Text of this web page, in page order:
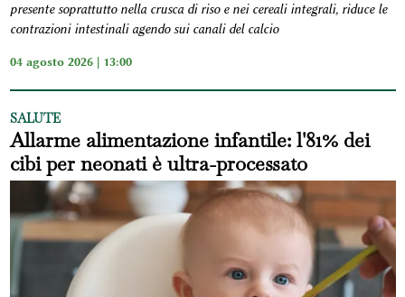
presente soprattutto nella crusca di riso e nei cereali integrali, riduce le
contrazioni intestinali agendo sui canali del calcio
04 agosto 2026 | 13:00
SALUTE
Allarme alimentazione infantile: l'81% dei
cibi per neonati è ultra-processato